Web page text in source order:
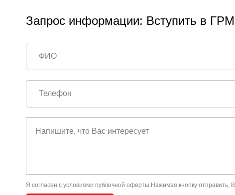
Запрос информации: Вступить в
Я согласен с условиями публичной оферты Нажимая кнопку отправить,